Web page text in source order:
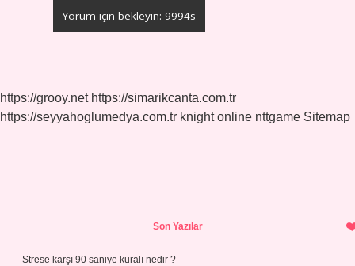
https://grooy.net https://simarikcanta.com.tr
https://seyyahoglumedya.com.tr knight online nttgame Sitemap
Son Yazılar
Strese karşı 90 saniye kuralı nedir ?